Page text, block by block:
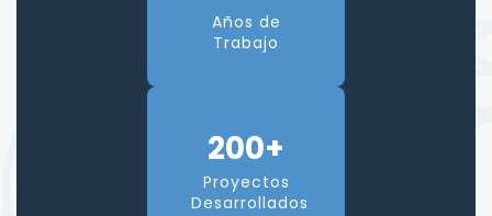
Años de
Trabajo
200+
Proyectos
Desarrollados